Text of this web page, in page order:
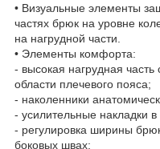
• Визуальные элементы
частях брюк на уровне
на нагрудной части.
• Элементы комфорта:
- высокая нагрудная
области плечевого пояса;
- наколенники
- усилительные накладки
- регулировка ширины
боковых швах;